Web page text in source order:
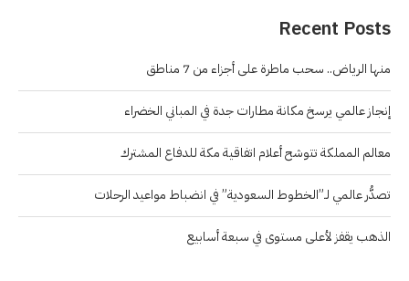
Recent Posts
منها الرياض.. سحب ماطرة على أجزاء من 7 مناطق
إنجاز عالمي يرسخ مكانة مطارات جدة في المباني الخضراء
معالم المملكة تتوشح أعلام اتفاقية مكة للدفاع المشترك
تصدُّر عالمي لـ”الخطوط السعودية” في انضباط مواعيد الرحلات
الذهب يقفز لأعلى مستوى في سبعة أسابيع